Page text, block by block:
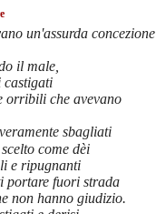
un'assurda concezione
il male,
castigati
orribili che avevano
sbagliati
come dèi
e ripugnanti
portare fuori strada
non hanno giudizio.